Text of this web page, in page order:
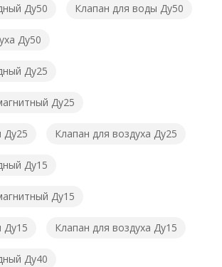
Ду50 Клапан для воды Ду50
Ду50
Ду25
Ду25
Ду25 Клапан для воздуха Ду25
Ду15
Ду15
Ду15 Клапан для воздуха Ду15
Ду40